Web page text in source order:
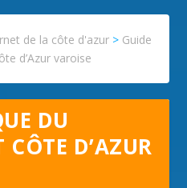
de la côte d'azur > Guide
d’Azur varoise
DU
D’AZUR